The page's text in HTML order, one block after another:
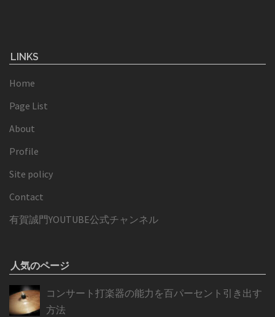
LINKS
Home
Page List
About
Profile
Site policy
Contact
有賀誠門YOUTUBE公式チャンネル
人気のページ
コンサート打楽器の能力を百パーセント引き出す
方法